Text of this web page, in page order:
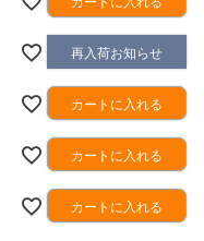
再入荷お知らせ
カートに入れる
カートに入れる
カートに入れる